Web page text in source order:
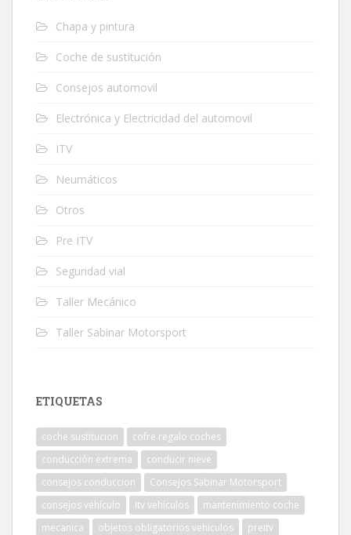
Chapa y pintura
Coche de sustitución
Consejos automovil
Electrónica y Electricidad del automovil
ITV
Neumáticos
Otros
Pre ITV
Seguridad vial
Taller Mecánico
Taller Sabinar Motorsport
ETIQUETAS
coche sustitucion
cofre regalo coches
conducción extrema
conducir nieve
consejos conduccion
Consejos Sabinar Motorsport
consejos vehículo
Itv vehículos
mantenimiento coche
mecanica
objetos obligatorios vehiculos preitv